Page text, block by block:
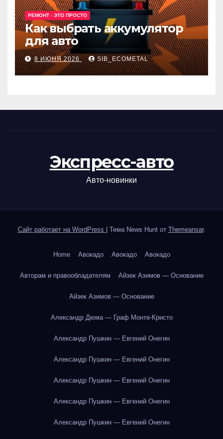
РЕМОНТ - ЭТО ПРОСТО
Как выбрать аккумулятор
для авто
8 ИЮНЯ 2026 SIB_ECOMETAL
Экспресс-авто
Авто-новинки
Сайт работает на WordPress Тема News Hunt от Themeansar.
Home Авокадо Авокадо Авокадо
Авторам и правообладателям Айзек Азимов — Основание
Айзек Азимов — Основание
Александр Дюма — Граф Монте-Кристо
Александр Пушкин — Евгений Онегин
Александр Пушкин — Евгений Онегин
Александр Пушкин — Евгений Онегин
Александр Пушкин — Евгений Онегин
Александр Пушкин — Евгений Онегин